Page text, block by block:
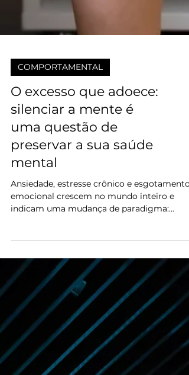
COMPORTAMENTAL
O excesso que adoece:
silenciar a mente é
uma questão de
preservar a sua saúde
mental
Ansiedade, estresse crônico e esgotamento
espiritual e passou a ser uma necessidade
coletiva. Por Redação Vivemos um
contemporâneo. Enquanto o interesse por
bem-estar, autocuidado e espiritualidade
cresce de forma consistente, os índices de
ansiedade, estresse e sensação de
esgotamento também aumentam. Dados
Organização Mundial da Saúde (OMS) indica